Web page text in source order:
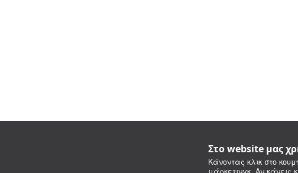
Στο website μας
Κάνοντας κλικ στο